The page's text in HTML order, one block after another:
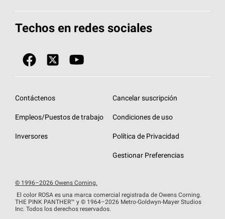
Componentes para techos
Tecnología SureNail®
Garantías de techos
Herramientas de diseño y color
Únase a la red de contratistas de techos
Diseño en el techo
Eventos para contratistas
Llame al 1-800-GET-PINK®
Encuentre una tienda o encuentre un
Financiamiento de techos
Techos en redes sociales
Contáctenos
Empleos/Puestos de trabajo
Inversores
Cancelar suscripción
Condiciones de uso
Política de Privacidad
Gestionar Preferencias
© 1996–2026 Owens Corning.
El color ROSA es una marca comercial registrada de Owens Corning.
THE PINK PANTHER™ y © 1964–2026 Metro-Goldwyn-Mayer Studios
Inc. Todos los derechos reservados.